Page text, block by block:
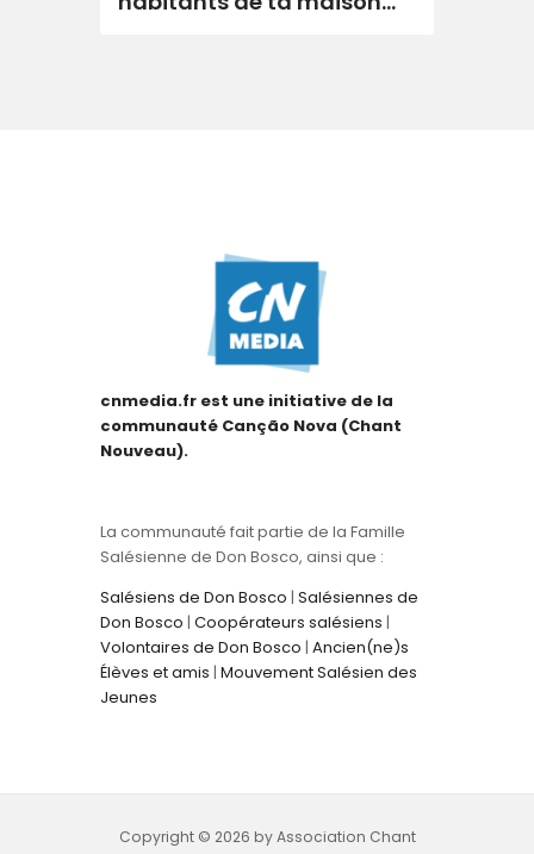
cnmedia.fr est une initiative de la
communauté Canção Nova (Chant
Nouveau).
La communauté fait partie de la Famille
Salésienne de Don Bosco, ainsi que :
Salésiens de Don Bosco | Salésiennes de
Don Bosco | Coopérateurs salésiens |
Volontaires de Don Bosco | Ancien(ne)s
Élèves et amis | Mouvement Salésien des
Jeunes
Copyright © 2026 by Association Chant